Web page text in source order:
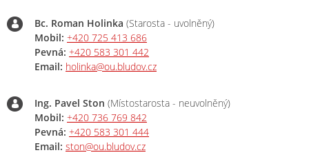
Bc. Roman Holinka (Starosta - uvolněný)
Mobil: +420 725 413 686
Pevná: +420 583 301 442
Email: holinka@ou.bludov.cz
Ing. Pavel Ston (Místostarosta - neuvolněný)
Mobil: +420 736 769 842
Pevná: +420 583 301 444
Email: ston@ou.bludov.cz